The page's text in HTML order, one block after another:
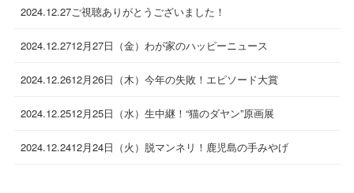
2024.12.27ご視聴ありがとうございました！
2024.12.2712月27日（金）わが家のハッピーニュース
2024.12.2612月26日（木）今年の失敗！エピソード大賞
2024.12.2512月25日（水）生中継！“猫のダヤン”原画展
2024.12.2412月24日（火）脱マンネリ！鹿児島の手みやげ